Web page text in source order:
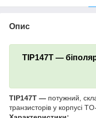
Опис
TIP147T —
TIP147T — потужний,
транзисторів у корпусі